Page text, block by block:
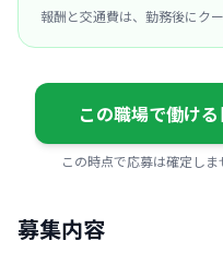
報酬と交通費は、勤務後にク
この職場で働ける
この時点で応募は確定し
募集内容